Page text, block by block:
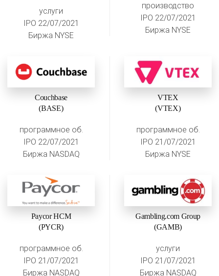
услуги
IPO 22/07/2021
Биржа NYSE
производство
IPO 22/07/2021
Биржа NYSE
Couchbase
(BASE)
программное об.
IPO 22/07/2021
Биржа NASDAQ
VTEX
(VTEX)
программное об.
IPO 21/07/2021
Биржа NYSE
Paycor HCM
(PYCR)
программное об.
IPO 21/07/2021
Биржа NASDAQ
Gambling.com Group
(GAMB)
услуги
IPO 21/07/2021
Биржа NASDAQ